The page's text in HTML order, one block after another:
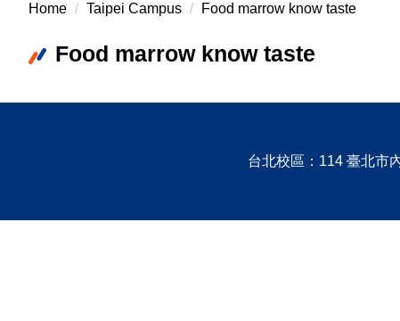
Home Taipei Campus Food marrow know taste
Food marrow know taste
台北校區：114 臺北市